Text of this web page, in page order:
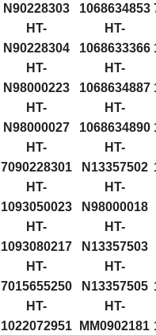
N90228303
1068634853
HT-
N90228304
HT-
1068633366
HT-
N98000223
HT-
1068634887
HT-
N98000027
HT-
1068634890
HT-
7090228301
HT-
N13357502
HT-
1093050023
HT-
N98000018
HT-
1093080217
HT-
N13357503
HT-
7015655250
HT-
N13357505
HT-
1022072951
HT-
MM0902181